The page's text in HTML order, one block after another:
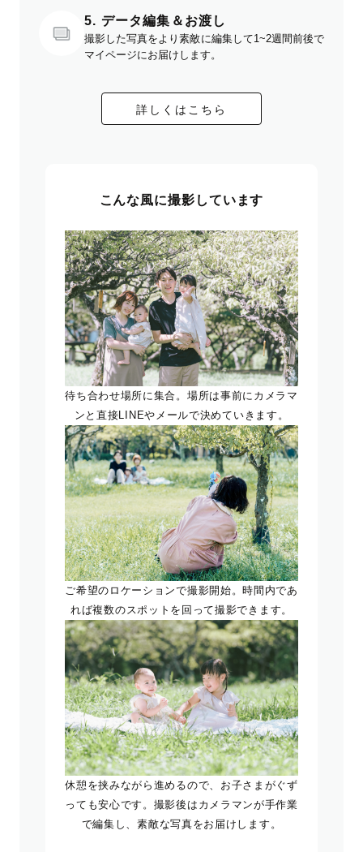
5. データ編集＆お渡し
撮影した写真をより素敵に編集して1~2週間前後で
マイページにお届けします。
詳しくはこちら
こんな風に撮影しています
待ち合わせ場所に集合。場所は事前にカメラマ
ンと直接LINEやメールで決めていきます。
ご希望のロケーションで撮影開始。時間内であ
れば複数のスポットを回って撮影できます。
休憩を挟みながら進めるので、お子さまがぐず
っても安心です。撮影後はカメラマンが手作業
で編集し、素敵な写真をお届けします。